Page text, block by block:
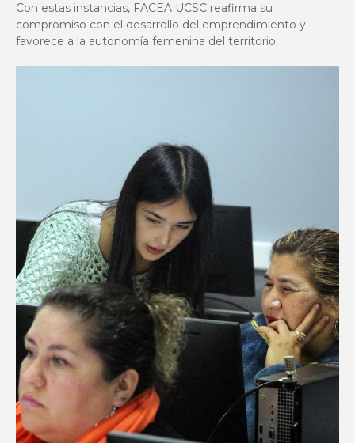
Con estas instancias, FACEA UCSC reafirma su
compromiso con el desarrollo del emprendimiento y
favorece a la autonomía femenina del territorio.